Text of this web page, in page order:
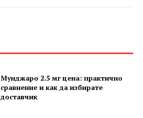
Мунджаро 2.5 мг цена: практично
сравнение и как да избирате
доставчик